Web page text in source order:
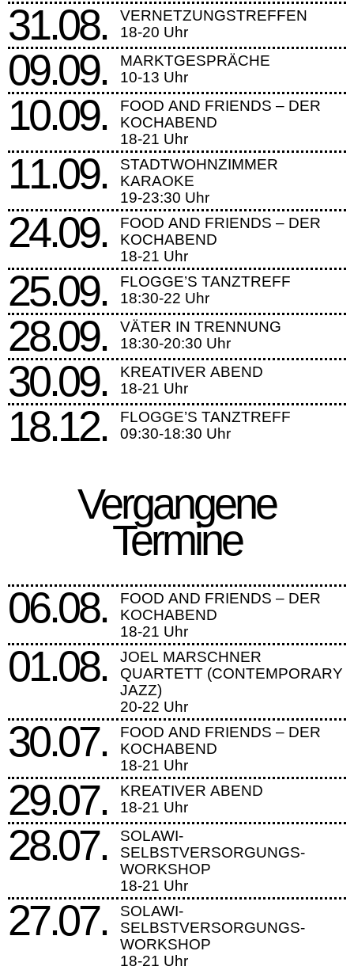
31.08.
VERNETZUNGSTREFFEN
18-20 Uhr
09.09.
MARKTGESPRÄCHE
10-13 Uhr
10.09.
FOOD AND FRIENDS – DER
KOCHABEND
18-21 Uhr
11.09.
STADTWOHNZIMMER
KARAOKE
19-23:30 Uhr
24.09.
FOOD AND FRIENDS – DER
KOCHABEND
18-21 Uhr
25.09.
FLOGGE’S TANZTREFF
18:30-22 Uhr
28.09.
VÄTER IN TRENNUNG
18:30-20:30 Uhr
30.09.
KREATIVER ABEND
18-21 Uhr
18.12.
FLOGGE’S TANZTREFF
09:30-18:30 Uhr
Vergangene
Termine
06.08.
FOOD AND FRIENDS – DER
KOCHABEND
18-21 Uhr
01.08.
JOEL MARSCHNER
QUARTETT (CONTEMPORARY
JAZZ)
20-22 Uhr
30.07.
FOOD AND FRIENDS – DER
KOCHABEND
18-21 Uhr
29.07.
KREATIVER ABEND
18-21 Uhr
28.07.
SOLAWI-
SELBSTVERSORGUNGS-
WORKSHOP
18-21 Uhr
27.07.
SOLAWI-
SELBSTVERSORGUNGS-
WORKSHOP
18-21 Uhr